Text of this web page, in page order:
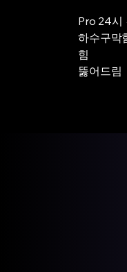
Pro 24시
하수구막
힘
뚫어드림